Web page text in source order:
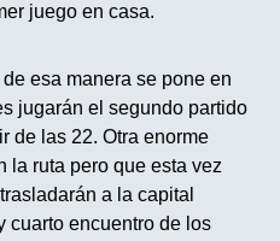
juego en casa.
esa manera se pone en
jugarán el segundo partido
de las 22. Otra enorme
la ruta pero que esta vez
a la capital
cuarto encuentro de los